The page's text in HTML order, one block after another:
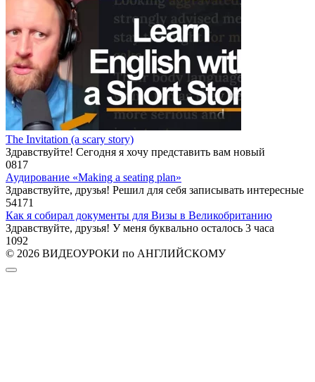
The Invitation (a scary story)
Здравствуйте! Сегодня я хочу представить вам новый
0817
Аудирование «Making a seating plan»
Здравствуйте, друзья! Решил для себя записывать интересные
54171
Как я собирал документы для Визы в Великобританию
Здравствуйте, друзья! У меня буквально осталось 3 часа
1092
© 2026 ВИДЕОУРОКИ по АНГЛИЙСКОМУ